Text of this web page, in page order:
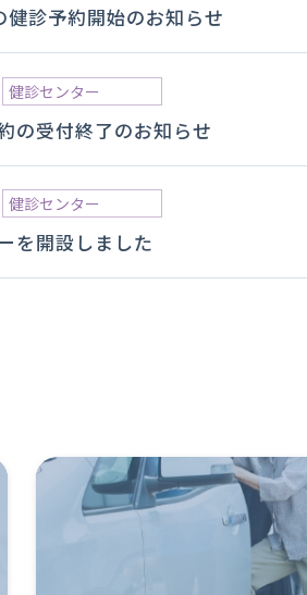
健診予約開始のお知らせ
健診センター
の受付終了のお知らせ
健診センター
を開設しました